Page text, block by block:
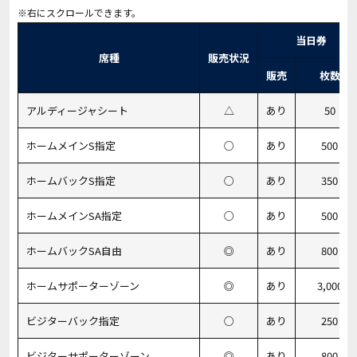
席種 販売状況
当日券
販売 枚数
アルディージャシート △ あり 50
ホームメインS指定 ○ あり 500
ホームバックS指定 ○ あり 350
ホームメインSA指定 ○ あり 500
ホームバックSA自由 ◎ あり 800
ホームサポーターゾーン ◎ あり 3,000
ビジターバック指定 ○ あり 250